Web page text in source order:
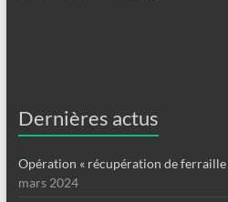
Dernières actus
Opération « récupération de ferraille
mars 2024